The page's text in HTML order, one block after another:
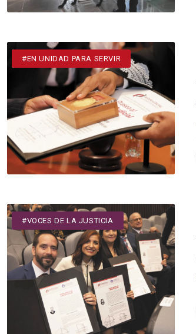
#DESTACADOS
#EN UNIDAD PARA SERVIR
#DESTACADOS
#VOCES DE LA JUSTICIA